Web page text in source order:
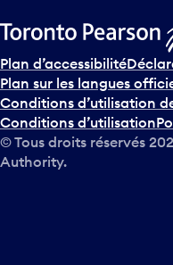
Plan d’accessibilité
Plan sur les langues
Conditions d’utilisation
Conditions d’utilisation
© Tous droits réservés
Authority.